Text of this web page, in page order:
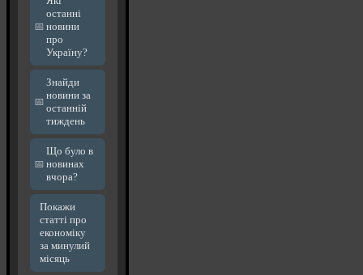
останні
новини
про
Україну?
Знайди
новини за
останній
тиждень
Що було в
новинах
вчора?
Покажи
статті про
економіку
за минулий
місяць